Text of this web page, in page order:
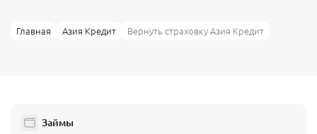
Главная Азия Кредит Вернуть страховку Азия Кредит
Займы